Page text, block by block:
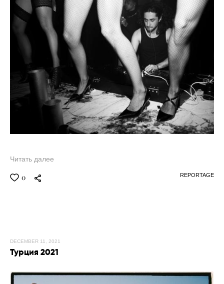
Читать далее
0 REPORTAGE
DECEMBER 11, 2021
Турция 2021